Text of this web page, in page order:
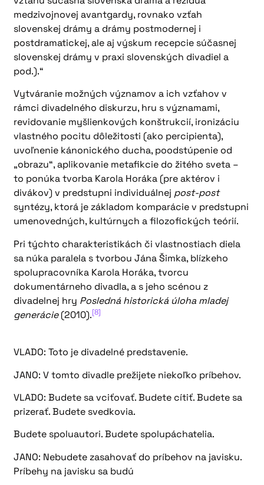
medzivojnovej avantgardy, rovnako vzťah
slovenskej drámy a drámy postmodernej i
postdramatickej, ale aj výskum recepcie súčasnej
slovenskej drámy v praxi slovenských divadiel a
pod.).“
Vytváranie možných významov a ich vzťahov v
rámci divadelného diskurzu, hru s významami,
revidovanie myšlienkových konštrukcií, ironizáciu
vlastného pocitu dôležitosti (ako percipienta),
uvoľnenie kánonického ducha, poodstúpenie od
„obrazu“, aplikovanie metafikcie do žitého sveta –
to ponúka tvorba Karola Horáka (pre aktérov i
divákov) v predstupni individuálnej post-post
syntézy, ktorá je základom komparácie v predstupni
umenovedných, kultúrnych a filozofických teórií.
Pri týchto charakteristikách či vlastnostiach diela
sa núka paralela s tvorbou Jána Šimka, blízkeho
spolupracovníka Karola Horáka, tvorcu
dokumentárneho divadla, a s jeho scénou z
divadelnej hry Posledná historická úloha mladej
generácie(2010).[8]
VLADO: Toto je divadelné predstavenie.
JANO: V tomto divadle prežijete niekoľko príbehov.
VLADO: Budete sa vciťovať. Budete cítiť. Budete sa
prizerať. Budete svedkovia.
Budete spoluautori. Budete spolupáchatelia.
JANO: Nebudete zasahovať do príbehov na javisku.
Príbehy na javisku sa budú